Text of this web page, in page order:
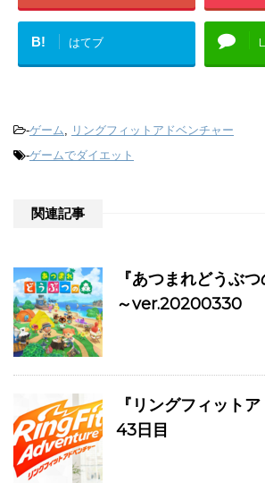
B! はてブ
-ゲーム
リングフィットアドベンチャー
-ゲームでダイエット
関連記事
『あつまれどうぶ
～ver.20200330
『リングフィット
43日目